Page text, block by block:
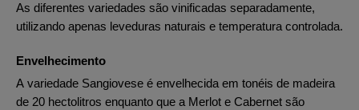
As diferentes variedades são vinificadas separadamente,
utilizando apenas leveduras naturais e temperatura controlada.
Envelhecimento
A variedade Sangiovese é envelhecida em tonéis de madeira
de 20 hectolitros enquanto que a Merlot e Cabernet são